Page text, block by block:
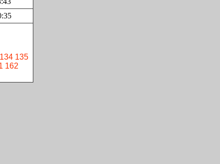
134 135
162